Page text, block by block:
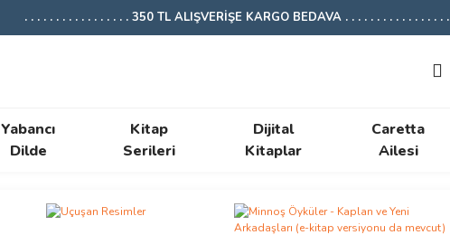
. . . . . . . . . . . . . . . . . 350 TL ALIŞVERİŞE KARGO BEDAVA . . . . . . . . . . . . . . . . .
Yabancı
Dilde
Kitap
Serileri
Dijital
Kitaplar
Caretta
Ailesi